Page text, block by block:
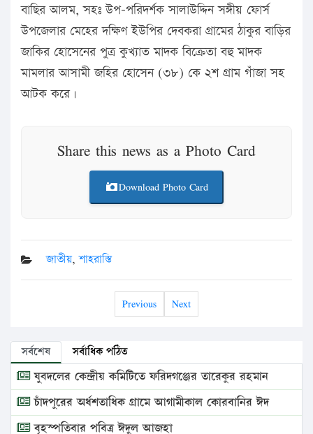
বাছির আলম, সহঃ উপ-পরিদর্শক সালাউদ্দিন সঙ্গীয় ফোর্স
উপজেলার মেহের দক্ষিণ ইউপির দেবকরা গ্রামের ঠাকুর বাড়ির
জাকির হোসেনের পুত্র কুখ্যাত মাদক বিক্রেতা বহু মাদক
মামলার আসামী জহির হোসেন (৩৮) কে ২শ গ্রাম গাঁজা সহ
আটক করে।
Share this news as a Photo Card
Download Photo Card
জাতীয়,শাহরাস্তি
Previous Next
সর্বশেষ সর্বাধিক পঠিত
যুবদলের কেন্দ্রীয় কমিটিতে ফরিদগঞ্জের তারেকুর রহমান
চাঁদপুরের অর্ধশতাধিক গ্রামে আগামীকাল কোরবানির ঈদ
বৃহস্পতিবার পবিত্র ঈদুল আজহা